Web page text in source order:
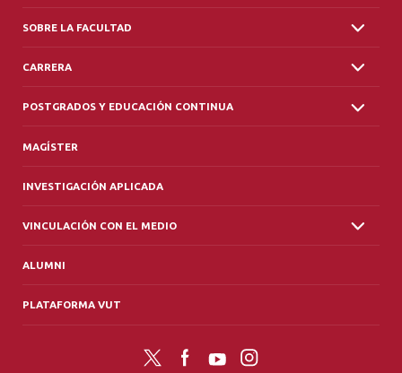
SOBRE LA FACULTAD
CARRERA
POSTGRADOS Y EDUCACIÓN CONTINUA
MAGÍSTER
INVESTIGACIÓN APLICADA
VINCULACIÓN CON EL MEDIO
ALUMNI
PLATAFORMA VUT
Twitter FacebookYouTubeInstagram